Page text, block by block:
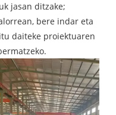
jasan ditzake;
bere indar eta
daiteke proiektuaren